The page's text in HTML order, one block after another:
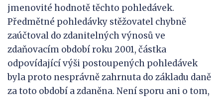
jmenovité hodnotě těchto pohledávek.
Předmětné pohledávky stěžovatel chybně
zaúčtoval do zdanitelných výnosů ve
zdaňovacím období roku 2001, částka
odpovídající výši postoupených pohledávek
byla proto nesprávně zahrnuta do základu daně
za toto období a zdaněna. Není sporu ani o tom,